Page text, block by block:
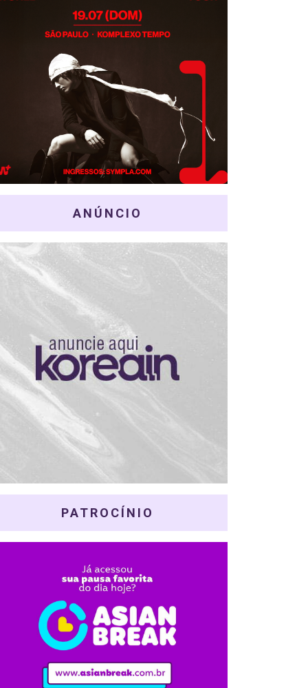
ANÚNCIO
PATROCÍNIO